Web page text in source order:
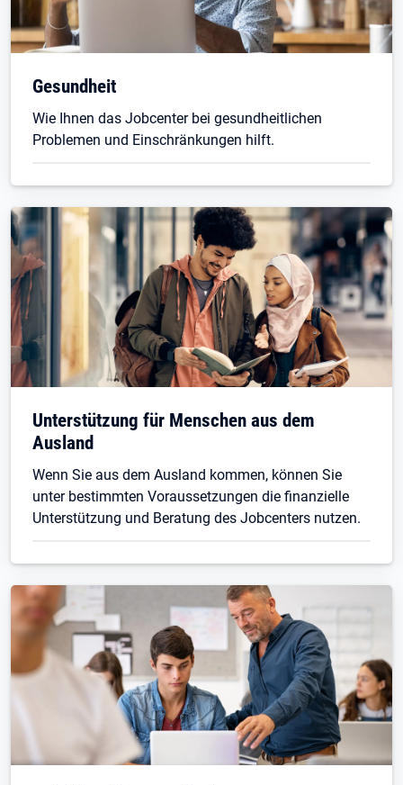
Gesundheit
Wie Ihnen das Jobcenter bei gesundheitlichen
Problemen und Einschränkungen hilft.
Unterstützung für Menschen aus dem
Ausland
Wenn Sie aus dem Ausland kommen, können Sie
unter bestimmten Voraussetzungen die finanzielle
Unterstützung und Beratung des Jobcenters nutzen.